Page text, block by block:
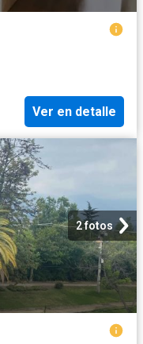
Ver en detalle
2 fotos